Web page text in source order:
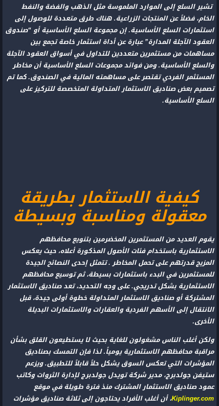
تشير السلع إلى الموارد الملموسة مثل الذهب والفضة والنفط
الخام، فضلاً عن المنتجات الزراعية. هناك طرق متعددة للوصول إلى
استثمارات السلع الأساسية. إن مجموعة السلع الأساسية أو “صندوق
العقود الآجلة المدارة” عبارة عن أداة استثمار خاصة تجمع بين
مساهمات من مستثمرين متعددين للتداول في أسواق العقود الآجلة
والسلع الأساسية. ومن فوائد مجموعات السلع الأساسية أن مخاطر
المستثمر الفردي تقتصر على مساهمته المالية في الصندوق. كما تم
تصميم بعض صناديق الاستثمار المتداولة المتخصصة للتركيز على
السلع الأساسية.
كيفية الاستثمار بطريقة
معقولة ومناسبة وبسيطة
يقوم العديد من المستثمرين المخضرمين بتنويع محافظهم
الاستثمارية باستخدام فئات الأصول المذكورة أعلاه، حيث يعكس
المزيج قدرتهم على تحمل المخاطر . تتمثل إحدى النصائح الجيدة
للمستثمرين في البدء باستثمارات بسيطة، ثم توسيع محافظهم
الاستثمارية بشكل تدريجي. على وجه التحديد، تعد صناديق الاستثمار
المشتركة أو صناديق الاستثمار المتداولة خطوة أولى جيدة، قبل
الانتقال إلى الأسهم الفردية والعقارات والاستثمارات البديلة
الأخرى.
ولكن أغلب الناس مشغولون للغاية بحيث لا يستطيعون القلق بشأن
مراقبة محافظهم الاستثمارية يومياً. لذا فإن التمسك بصناديق
المؤشرات التي تعكس السوق يشكل حلاً قابلاً للتطبيق. ويزعم
ستيفن جولدبرج، مدير شركة تويدل جولدبرج لإدارة الثروات وكاتب
عمود صناديق الاستثمار المشترك منذ فترة طويلة في موقع
Kiplinger.com، أن أغلب الأفراد يحتاجون إلى ثلاثة صناديق مؤشرات